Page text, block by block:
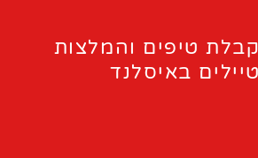
טיפים והמלצות
באיסלנד